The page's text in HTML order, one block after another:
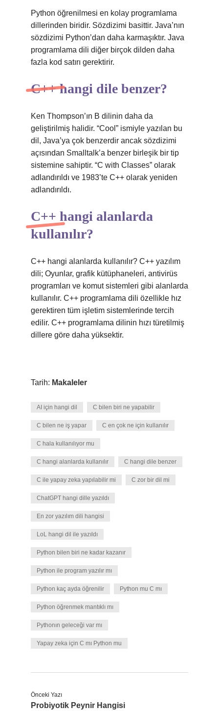
Python öğrenilmesi en kolay programlama
dillerinden biridir. Sözdizimi basittir. Java’nın
sözdizimi Python’dan daha karmaşıktır. Java
programlama dili diğer birçok dilden daha
fazla kod satırı gerektirir.
C++ hangi dile benzer?
Ken Thompson’ın B dilinin daha da
geliştirilmiş halidir. “Cool” ismiyle yazılan bu
dil, Java’ya çok benzerdir ancak sözdizimi
açısından Smalltalk’a benzer birleşik bir tip
sistemine sahiptir. “C with Classes” olarak
adlandırıldı ve 1983’te C++ olarak yeniden
adlandırıldı.
C++ hangi alanlarda
kullanılır?
C++ hangi alanlarda kullanılır? C++ yazılım
dili; Oyunlar, grafik kütüphaneleri, antivirüs
programları ve komut sistemleri gibi alanlarda
kullanılır. C++ programlama dili özellikle hız
gerektiren tüm işletim sistemlerinde tercih
edilir. C++ programlama dilinin hızı türetilmiş
dillere göre daha yüksektir.
Tarih: Makaleler
AI için hangi dil C bilen biri ne yapabilir
C bilen ne iş yapar C en çok ne için kullanılır
C hala kullanılıyor mu
C hangi alanlarda kullanılır C hangi dile benzer
C ile yapay zeka yapılabilir mi C zor bir dil mi
ChatGPT hangi dille yazıldı
En zor yazılım dili hangisi
LoL hangi dil ile yazıldı
Python bilen biri ne kadar kazanır
Python ile program yazılır mı
Python kaç ayda öğrenilir Python mu C mı
Python öğrenmek mantıklı mı
Pythonın geleceği var mı
Yapay zeka için C mı Python mu
Önceki Yazı
Probiyotik Peynir Hangisi